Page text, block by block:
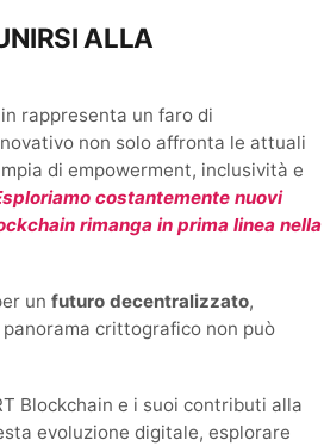
ALLA
rappresenta un faro di
non solo affronta le attuali
di empowerment, inclusività e
costantemente nuovi
rimanga in prima linea nella
un futuro decentralizzato,
crittografico non può
Blockchain e i suoi contributi alla
evoluzione digitale, esplorare